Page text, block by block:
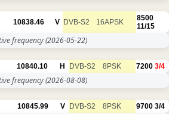
10838.46 V DVB-S2 16APSK
8500
11/15
frequency(2026-05-22)
10840.10 H DVB-S2 8PSK 7200 3/4
frequency(2026-08-08)
10845.99 V DVB-S2 8PSK 9700 3/4